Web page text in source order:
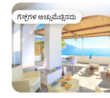
ಗೆಸ್ಟ್‌ಗಳ ಅಚ್ಚುಮೆಚ್ಚಿನದು
ಗೆಸ್ಟ್‌ಗಳ ಅಚ್ಚುಮೆಚ್ಚಿನದು